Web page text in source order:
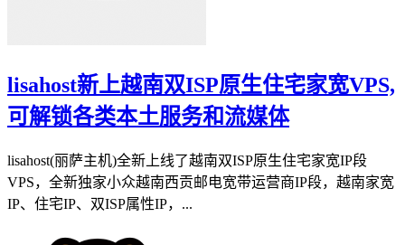
lisahost新上越南双ISP原生住宅家宽VPS,
可解锁各类本土服务和流媒体
lisahost(丽萨主机)全新上线了越南双ISP原生住宅家宽IP段
VPS，全新独家小众越南西贡邮电宽带运营商IP段，越南家宽
IP、住宅IP、双ISP属性IP，...